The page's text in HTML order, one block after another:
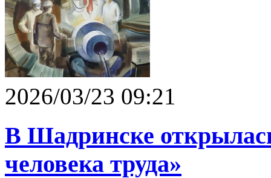
2026/03/23 09:21
В Шадринске
человека труда»